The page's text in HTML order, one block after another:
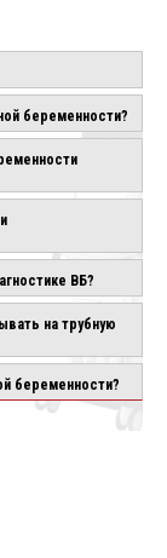
беременности?
ВБ?
на трубную
беременности?
CHISON SONOGO
Под заказ